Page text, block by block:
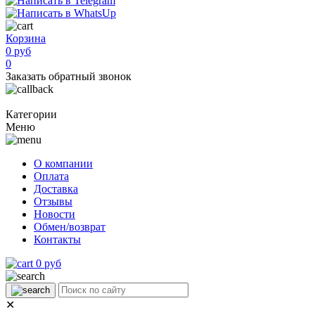
Корзина
0 руб
0
Заказать обратный звонок
Категории
Меню
О компании
Оплата
Доставка
Отзывы
Новости
Обмен/возврат
Контакты
0 руб
✕